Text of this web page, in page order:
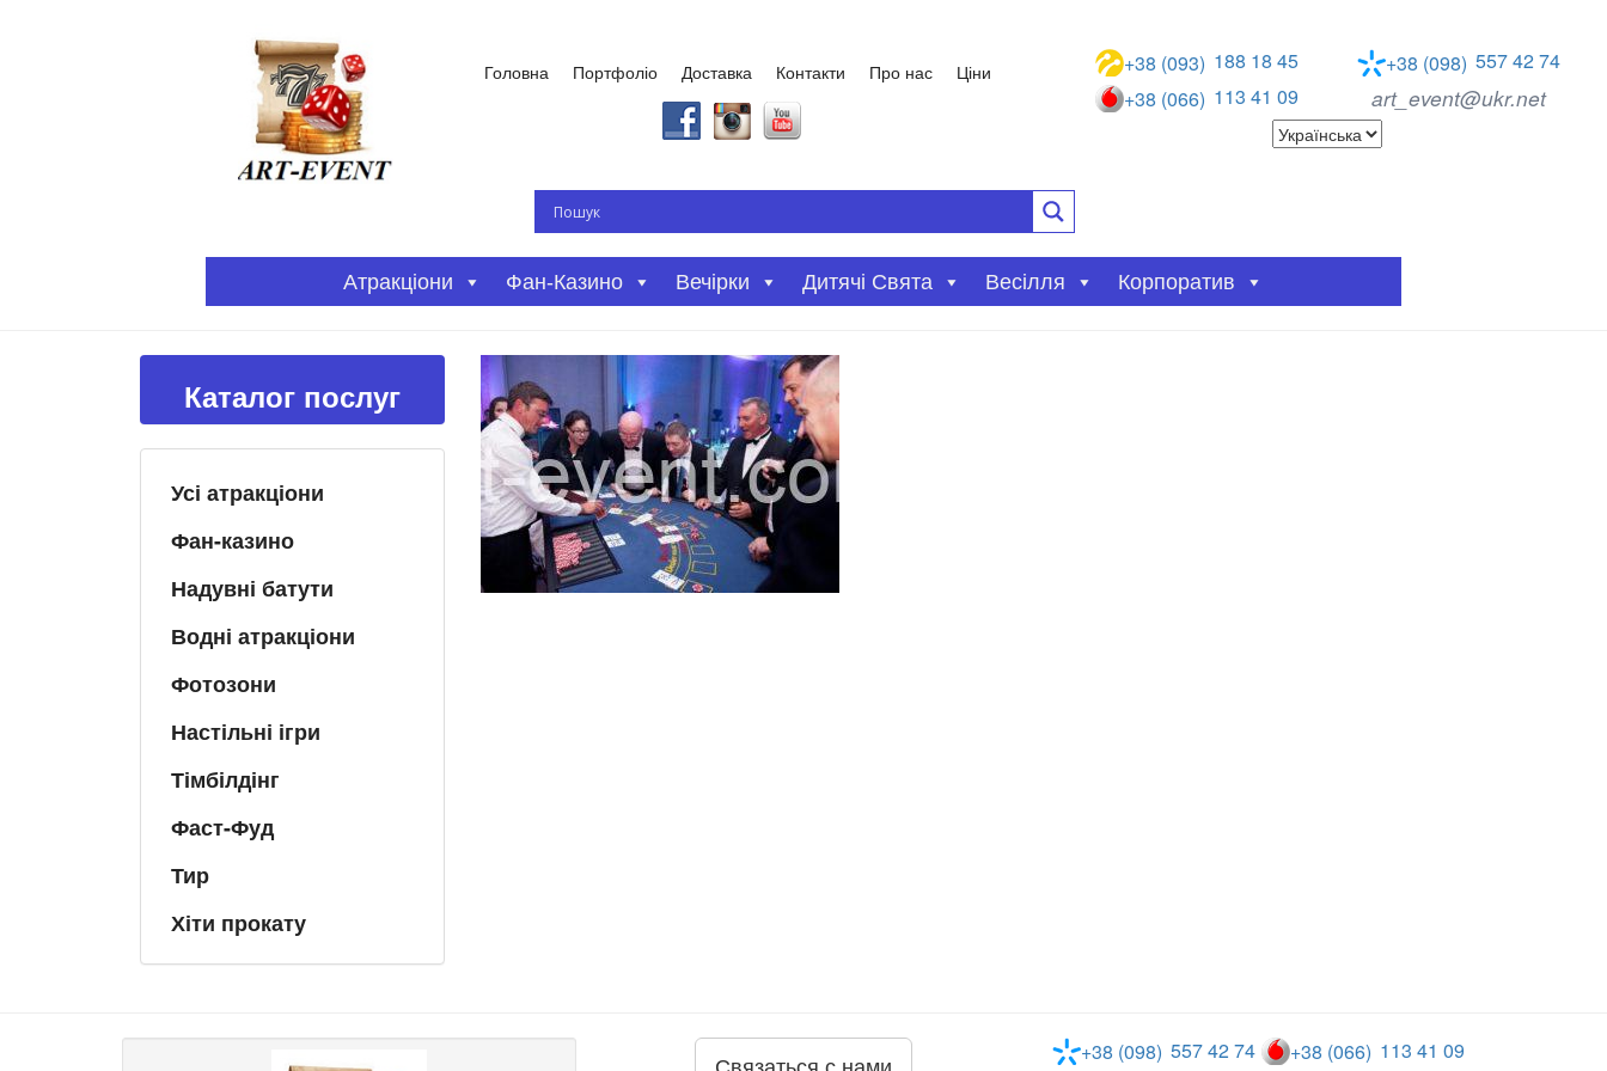
Головна Портфоліо Доставка Контакти Про нас Ціни +38 (093) 188 18 45 +38 (098) 557 42 74
+38 (066) 113 41 09 art_event@ukr.net
Атракціони Фан-Казино Вечірки Дитячі Свята Весілля Корпоратив
Каталог послуг
Усі атракціони
Фан-казино
Надувні батути
Водні атракціони
Фотозони
Настільні ігри
Тімбілдінг
Фаст-Фуд
Тир
Хіти прокату
Связаться с нами +38 (098) 557 42 74 +38 (066) 113 41 09